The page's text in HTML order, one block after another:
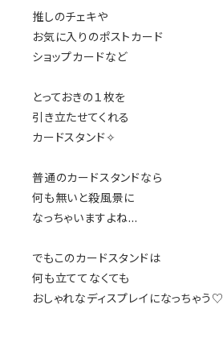
推しのチェキや
お気に入りのポストカード
ショップカードなど
とっておきの１枚を
引き立たせてくれる
カードスタンド✧
普通のカードスタンドなら
何も無いと殺風景に
なっちゃいますよね…
でもこのカードスタンドは
何も立ててなくても
おしゃれなディスプレイになっちゃう♡